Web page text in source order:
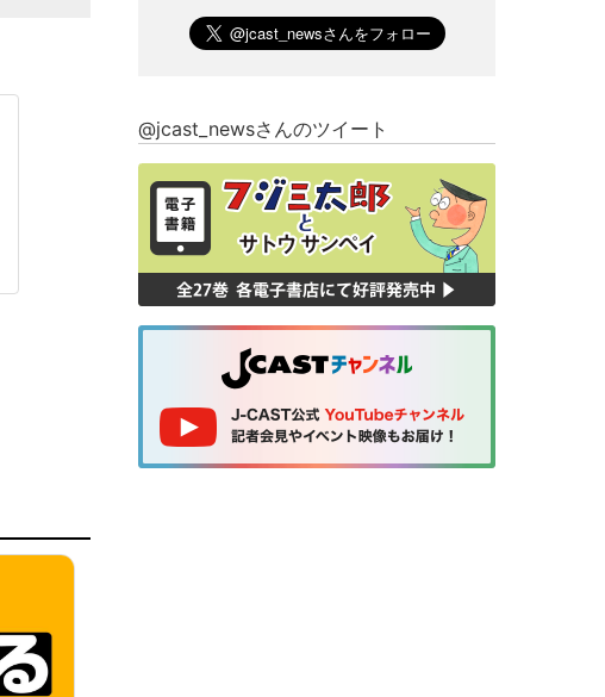
@jcast_newsさんのツイート